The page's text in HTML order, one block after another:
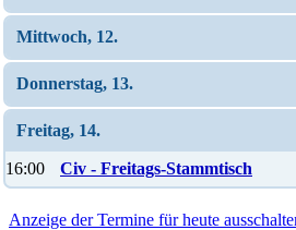
Mittwoch, 12.
Donnerstag, 13.
Freitag, 14.
16:00 Civ - Freitags-Stammtisch
Anzeige der Termine für heute